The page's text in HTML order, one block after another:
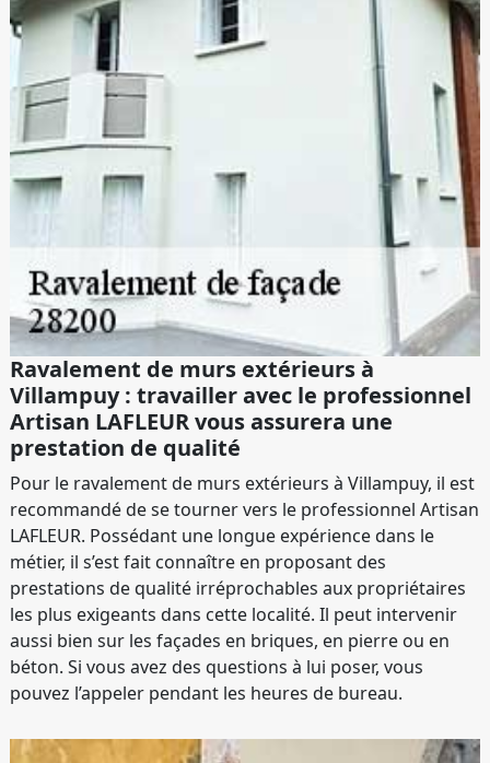
Ravalement de murs extérieurs à
Villampuy : travailler avec le professionnel
Artisan LAFLEUR vous assurera une
prestation de qualité
Pour le ravalement de murs extérieurs à Villampuy, il est
recommandé de se tourner vers le professionnel Artisan
LAFLEUR. Possédant une longue expérience dans le
métier, il s’est fait connaître en proposant des
prestations de qualité irréprochables aux propriétaires
les plus exigeants dans cette localité. Il peut intervenir
aussi bien sur les façades en briques, en pierre ou en
béton. Si vous avez des questions à lui poser, vous
pouvez l’appeler pendant les heures de bureau.